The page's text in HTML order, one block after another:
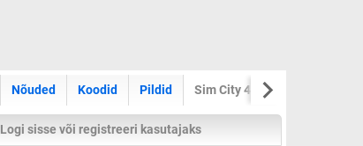
Nõuded Koodid Pildid Sim City 4
Logi sisse või registreeri kasutajaks